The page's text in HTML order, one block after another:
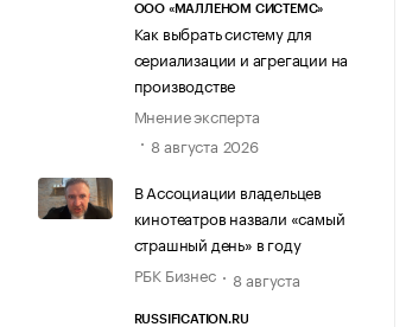
ООО «МАЛЛЕНОМ СИСТЕМС»
Как выбрать систему для
сериализации и агрегации на
производстве
Мнение эксперта
8 августа 2026
В Ассоциации владельцев
кинотеатров назвали «самый
страшный день» в году
РБК Бизнес
8 августа
RUSSIFICATION.RU